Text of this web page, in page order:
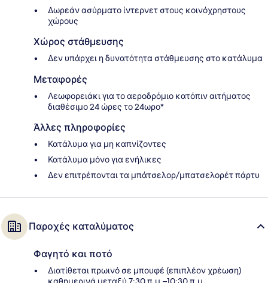
Δωρεάν ασύρματο ίντερνετ στους κοινόχρηστους
χώρους
Χώρος στάθμευσης
Δεν υπάρχει η δυνατότητα στάθμευσης στο κατάλυμα
Μεταφορές
Λεωφορειάκι για το αεροδρόμιο κατόπιν αιτήματος
διαθέσιμο 24 ώρες το 24ωρο*
Άλλες πληροφορίες
Κατάλυμα για μη καπνίζοντες
Κατάλυμα μόνο για ενήλικες
Δεν επιτρέπονται τα μπάτσελορ/μπατσελορέτ πάρτυ
Παροχές καταλύματος
Φαγητό και ποτό
Διατίθεται πρωινό σε μπουφέ (επιπλέον χρέωση)